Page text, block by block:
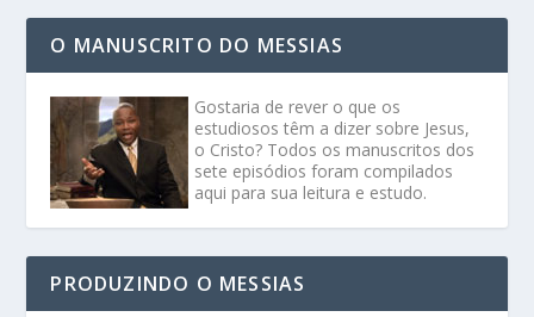
O MANUSCRITO DO MESSIAS
Gostaria de rever o que os
estudiosos têm a dizer sobre Jesus,
o Cristo? Todos os manuscritos dos
sete episódios foram compilados
aqui para sua leitura e estudo.
PRODUZINDO O MESSIAS